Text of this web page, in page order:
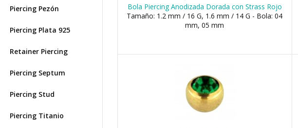
Piercing Pezón
Piercing Plata 925
Retainer Piercing
Piercing Septum
Piercing Stud
Piercing Titanio
Bola Piercing Anodizada Dorada con Strass Rojo
Tamaño: 1.2 mm / 16 G, 1.6 mm / 14 G - Bola: 04
mm, 05 mm